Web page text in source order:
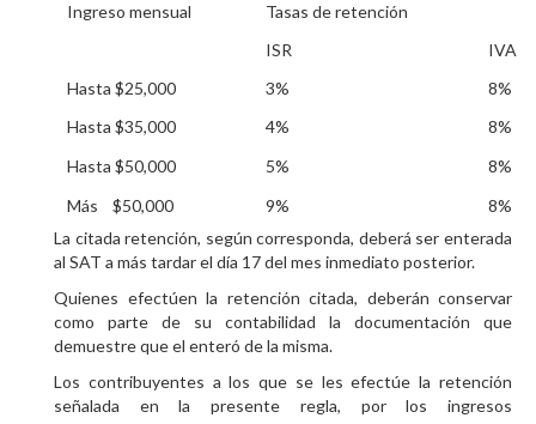
Ingreso mensual
Tasas de retención
ISR
IVA
Hasta $25,000
3%
8%
Hasta $35,000
4%
8%
Hasta $50,000
5%
8%
Más $50,000
9%
8%
La citada retención, según corresponda, deberá ser enterada
al SAT a más tardar el día 17 del mes inmediato posterior.
Quienes efectúen la retención citada, deberán conservar
como parte de su contabilidad la documentación que
demuestre que el enteró de la misma.
Los contribuyentes a los que se les efectúe la retención
señalada en la presente regla, por los ingresos